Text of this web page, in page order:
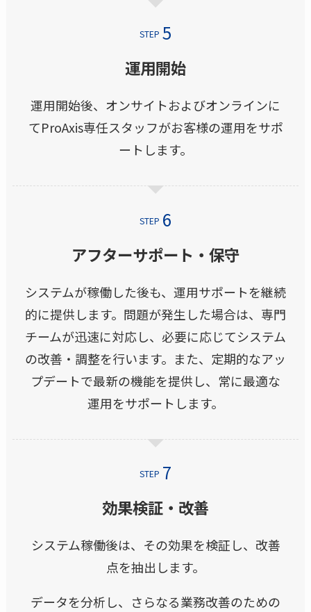
STEP
運用開始
運用開始後、オンサイトおよびオンラインに
てProAxis専任スタッフがお客様の運用をサポ
ートします。
STEP
アフターサポート・保守
システムが稼働した後も、運用サポートを継続
的に提供します。問題が発生した場合は、専門
チームが迅速に対応し、必要に応じてシステム
の改善・調整を行います。また、定期的なアッ
プデートで最新の機能を提供し、常に最適な
運用をサポートします。
STEP
効果検証・改善
システム稼働後は、その効果を検証し、改善
点を抽出します。
データを分析し、さらなる業務改善のための